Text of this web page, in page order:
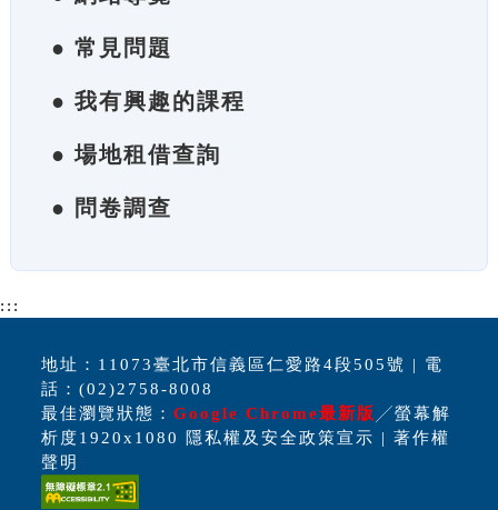
● 常見問題
● 我有興趣的課程
● 場地租借查詢
● 問卷調查
:::
地址：11073臺北市信義區仁愛路4段505號 | 電
話：(02)2758-8008
最佳瀏覽狀態：Google Chrome最新版 ╱螢幕解
析度1920x1080 隱私權及安全政策宣示 | 著作權
聲明